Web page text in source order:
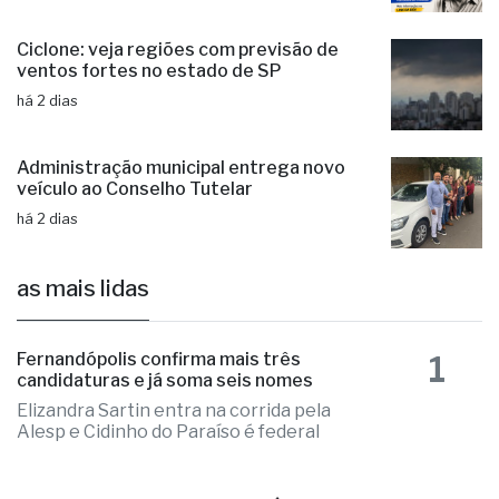
Ciclone: veja regiões com previsão de
ventos fortes no estado de SP
há 2 dias
Administração municipal entrega novo
veículo ao Conselho Tutelar
há 2 dias
as mais lidas
Fernandópolis confirma mais três
candidaturas e já soma seis nomes
Elizandra Sartin entra na corrida pela
Alesp e Cidinho do Paraíso é federal
1